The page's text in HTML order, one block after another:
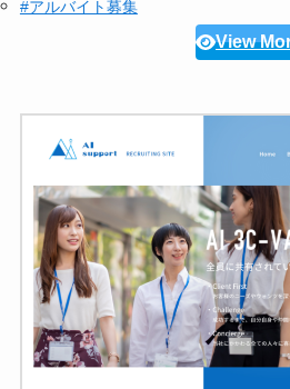
#アルバイト募集
View